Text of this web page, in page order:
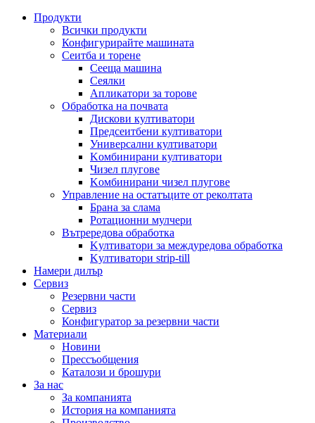
Продукти
Всички продукти
Конфигурирайте машината
Сеитба и торене
Cееща машина
Cеялки
Апликатори за торове
Обработка на почвата
Дискови култиватори
Предсеитбени култиватори
Универсални култиватори
Kомбинирани култиватори
Чизел плугове
Kомбинирани чизел плугове
Управление на остатъците от реколтата
Брана за слама
Pотационни мулчери
Вътрередова обработка
Kултиватори за междуредова обработка
Kултиватори strip-till
Намери дилър
Сервиз
Резервни части
Сервиз
Конфигуратор за резервни части
Материали
Новини
Прессъобщения
Каталози и брошури
За нас
За компанията
История на компанията